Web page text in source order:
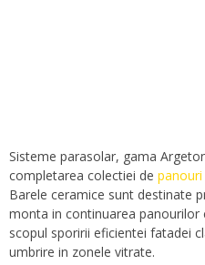
Sisteme parasolar, gama
completarea colectiei de
Barele ceramice sunt destinate
monta in continuarea panourilor
scopul sporirii eficientei fatadei
umbrire in zonele vitrate.